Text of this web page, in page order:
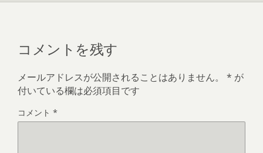
コメントを残す
メールアドレスが公開されることはありません。 * が
付いている欄は必須項目です
コメント *